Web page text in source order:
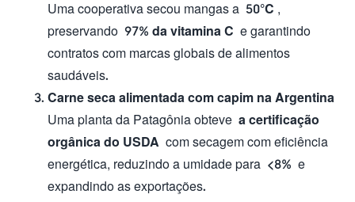
Uma cooperativa secou mangas a 50°C ,
preservando 97% da vitamina C e garantindo
contratos com marcas globais de alimentos
saudáveis.
Carne seca alimentada com capim na Argentina
Uma planta da Patagônia obteve a certificação
orgânica do USDA com secagem com eficiência
energética, reduzindo a umidade para <8% e
expandindo as exportações.